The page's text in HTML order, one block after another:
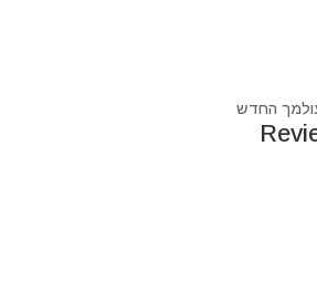
החדש